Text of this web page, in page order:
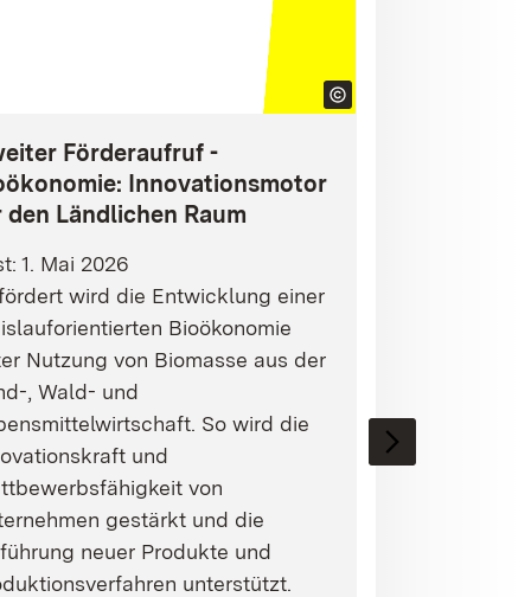
Förderaufruf -
Innovationsmotor
den Ländlichen Raum
1. Mai 2026
wird die Entwicklung einer
Bioökonomie
Nutzung von Biomasse aus der
, Wald- und
So wird die
und
von
gestärkt und die
neuer Produkte und
unterstützt.